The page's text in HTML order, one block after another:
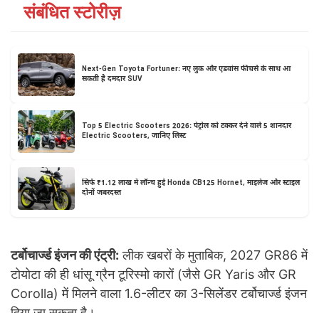
संबंधित स्टोरीज़
Next-Gen Toyota Fortuner: नए लुक और एडवांस फीचर्स के साथ आ
सकती है दमदार SUV
Top 5 Electric Scooters 2026: पेट्रोल को टक्कर देने वाले 5 शानदार
Electric Scooters, जानिए लिस्ट
सिर्फ ₹1.12 लाख में लॉन्च हुई Honda CB125 Hornet, माइलेज और स्टाइल
दोनों जबरदस्त
टर्बोचार्ज्ड इंजन की एंट्री: लीक खबरों के मुताबिक, 2027 GR86 में
टोयोटा की ही धांसू ग्रैन टूरिस्मो कारों (जैसे GR Yaris और GR
Corolla) में मिलने वाला 1.6-लीटर का 3-सिलेंडर टर्बोचार्ज्ड इंजन